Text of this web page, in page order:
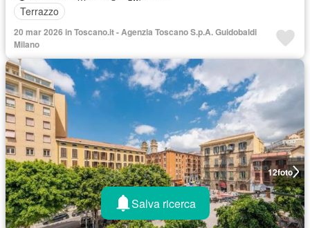
Terrazzo
20 mar 2026 in Toscano.it - Agenzia Toscano S.p.A. Guidobaldi
Milano
12foto
Salva ricerca